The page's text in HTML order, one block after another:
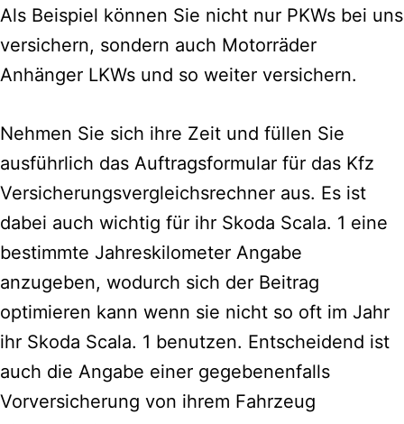
Als Beispiel können Sie nicht nur PKWs bei uns
versichern, sondern auch Motorräder
Anhänger LKWs und so weiter versichern.
Nehmen Sie sich ihre Zeit und füllen Sie
ausführlich das Auftragsformular für das Kfz
Versicherungsvergleichsrechner aus. Es ist
dabei auch wichtig für ihr Skoda Scala. 1 eine
bestimmte Jahreskilometer Angabe
anzugeben, wodurch sich der Beitrag
optimieren kann wenn sie nicht so oft im Jahr
ihr Skoda Scala. 1 benutzen. Entscheidend ist
auch die Angabe einer gegebenenfalls
Vorversicherung von ihrem Fahrzeug